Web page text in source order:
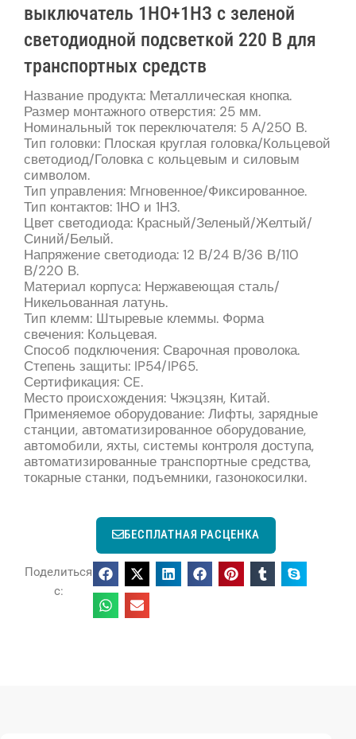
выключатель 1НО+1НЗ с зеленой
светодиодной подсветкой 220 В для
транспортных средств
Название продукта: Металлическая кнопка.
Размер монтажного отверстия: 25 мм.
Номинальный ток переключателя: 5 А/250 В.
Тип головки: Плоская круглая головка/Кольцевой
светодиод/Головка с кольцевым и силовым
символом.
Тип управления: Мгновенное/Фиксированное.
Тип контактов: 1НО и 1НЗ.
​​Цвет светодиода: Красный/Зеленый/Желтый/
Синий/Белый.
Напряжение светодиода: 12 В/24 В/36 В/110
В/220 В.
Материал корпуса: Нержавеющая сталь/
Никельованная латунь.
Тип клемм: Штыревые клеммы. Форма
свечения: Кольцевая.
Способ подключения: Сварочная проволока.
Степень защиты: IP54/IP65.
Сертификация: CE.
Место происхождения: Чжэцзян, Китай.
Применяемое оборудование: Лифты, зарядные
станции, автоматизированное оборудование,
автомобили, яхты, системы контроля доступа,
автоматизированные транспортные средства,
токарные станки, подъемники, газонокосилки.
БЕСПЛАТНАЯ РАСЦЕНКА
Поделиться
с: